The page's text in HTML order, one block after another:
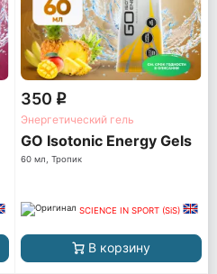
350 q
Энергетический гель
GO Isotonic Energy Gels
60 мл, Тропик
SCIENCE IN SPORT (SiS)
В корзину